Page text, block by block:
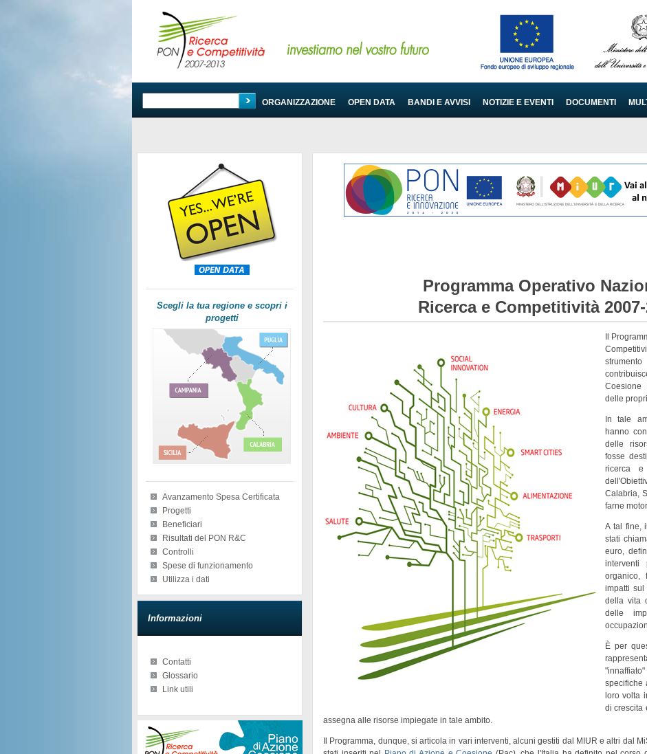
PROGRAMMA ORGANIZZAZIONE OPEN DATA BANDI E AVVISI NOTIZIE E EVENTI DOCUMENTI
Scegli la tua regione e scopri i
progetti
Avanzamento Spesa Certificata
Progetti
Beneficiari
Risultati del PON R&C
Controlli
Spese di funzionamento
Utilizza i dati
Informazioni
Contatti
Glossario
Link utili
Programma Operativo
Ricerca e Competitività
Il
delle
In tale
hanno
delle
fosse
ricerca
dell'
Calabria,
farne
A tal fine,
stati
euro,
interventi
organico,
impatti
della vita
delle
È per
"innaffiato
specifiche
loro volta
dicrescita
assegna alle risorse impiegate in tale ambito.
Il Programma, dunque, si articola in vari interventi, alcuni gestiti dal MIUR e altri dal